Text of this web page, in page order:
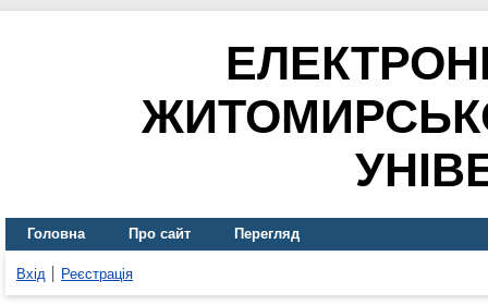
Головна Про сайт Перегляд
Вхід Реєстрація